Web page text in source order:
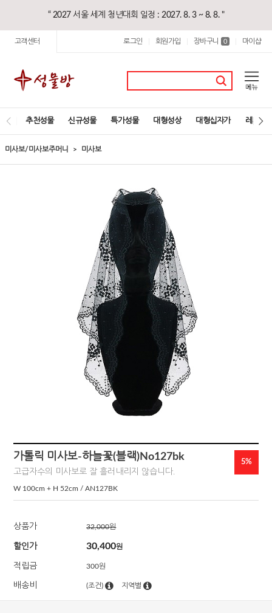
“ 2027 서울 세계 청년대회 일정 : 2027. 8. 3 ~ 8. 8. "
고객센터 로그인 회원가입 장바구니 0 마이샵
추천성물 신규성물 특가성물 대형성상 대형십자가 레지오
미사보/미사보주머니 미사보
가톨릭 미사보-하늘꽃(블랙)No127bk
고급자수의 미사보로 잘 흘러내리지 않습니다.
W 100cm + H 52cm / AN127BK
5%
상품가 32,000원
할인가 30,400원
적립금 300원
배송비 (조건) 지역별